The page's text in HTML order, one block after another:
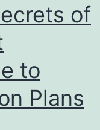
of
to
Plans